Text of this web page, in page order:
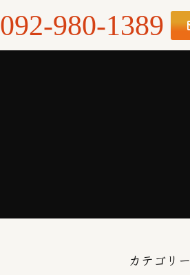
092-980-1389
カテゴリー